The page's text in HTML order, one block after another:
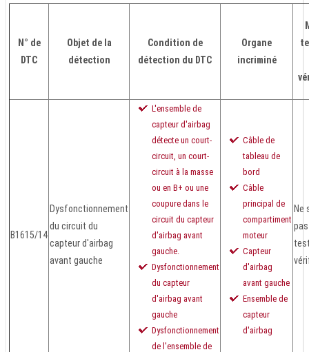
N° de
DTC
Objet de la
détection
Condition de
détection du DTC
Organe
incriminé
B1615/14
Dysfonctionnement
du circuit du
capteur d'airbag
avant gauche
L'ensemble de
capteur d'airbag
détecte un court-
circuit, un court-
circuit à la masse
ou en B+ ou une
coupure dans le
circuit du capteur
d'airbag avant
gauche.
Dysfonctionnement
du capteur
d'airbag avant
gauche
Dysfonctionnement
de l'ensemble de
Câble de
tableau de
bord
Câble
principal de
compartiment
moteur
Capteur
d'airbag
avant gauche
Ensemble de
capteur
d'airbag
Ne